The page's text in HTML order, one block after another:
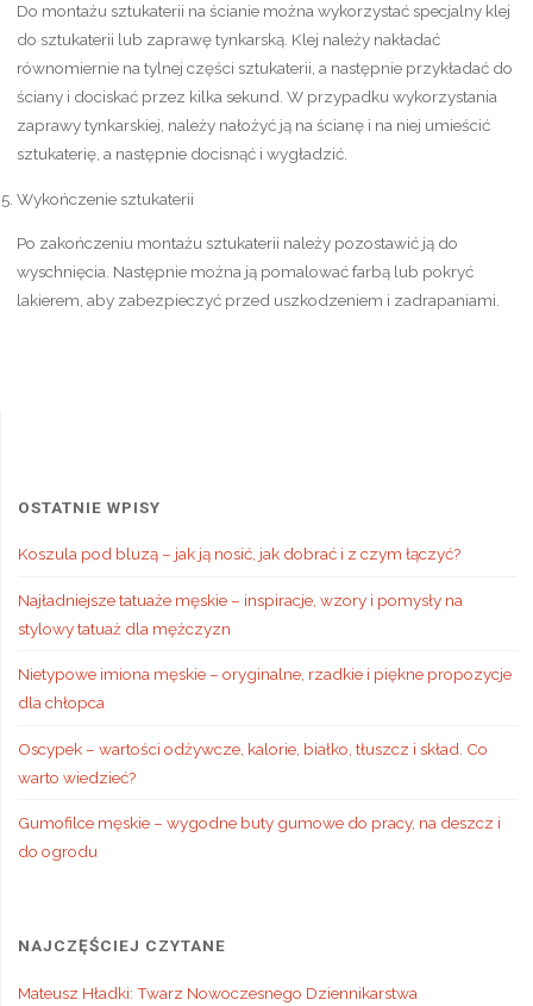
Do montażu sztukaterii na ścianie można wykorzystać specjalny klej
do sztukaterii lub zaprawę tynkarską. Klej należy nakładać
równomiernie na tylnej części sztukaterii, a następnie przykładać do
ściany i dociskać przez kilka sekund. W przypadku wykorzystania
zaprawy tynkarskiej, należy nałożyć ją na ścianę i na niej umieścić
sztukaterię, a następnie docisnąć i wygładzić.
Wykończenie sztukaterii
Po zakończeniu montażu sztukaterii należy pozostawić ją do
wyschnięcia. Następnie można ją pomalować farbą lub pokryć
lakierem, aby zabezpieczyć przed uszkodzeniem i zadrapaniami.
OSTATNIE WPISY
Koszula pod bluzą – jak ją nosić, jak dobrać i z czym łączyć?
Najładniejsze tatuaże męskie – inspiracje, wzory i pomysły na
stylowy tatuaż dla mężczyzn
Nietypowe imiona męskie – oryginalne, rzadkie i piękne propozycje
dla chłopca
Oscypek – wartości odżywcze, kalorie, białko, tłuszcz i skład. Co
warto wiedzieć?
Gumofilce męskie – wygodne buty gumowe do pracy, na deszcz i
do ogrodu
NAJCZĘŚCIEJ CZYTANE
Mateusz Hładki: Twarz Nowoczesnego Dziennikarstwa